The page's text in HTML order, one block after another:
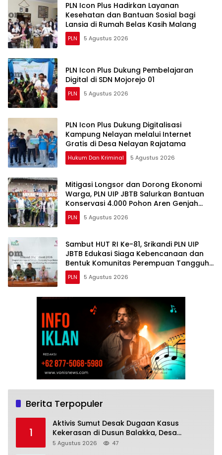
PLN Icon Plus Hadirkan Layanan
Kesehatan dan Bantuan Sosial bagi
Lansia di Rumah Belas Kasih Malang
PLN 5 Agustus 2026
PLN Icon Plus Dukung Pembelajaran
Digital di SDN Mojorejo 01
PLN 5 Agustus 2026
PLN Icon Plus Dukung Digitalisasi
Kampung Nelayan melalui Internet
Gratis di Desa Nelayan Rajatama
Hukum Dan Kriminal 5 Agustus 2026
Mitigasi Longsor dan Dorong Ekonomi
Warga, PLN UIP JBTB Salurkan Bantuan
Konservasi 4.000 Pohon Aren Genjah
Asal Aceh di Banyuwangi
PLN 5 Agustus 2026
Sambut HUT RI Ke-81, Srikandi PLN UIP
JBTB Edukasi Siaga Kebencanaan dan
Bentuk Komunitas Perempuan Tangguh
Simacan Banyuwangi.
PLN 5 Agustus 2026
Berita Terpopuler
1
Aktivis Sumut Desak Dugaan Kasus
Kekerasan di Dusun Balakka, Desa
Gunung Malintang Diusut Tuntas
5 Agustus 2026 47